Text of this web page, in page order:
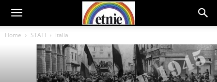
Home STATI italia